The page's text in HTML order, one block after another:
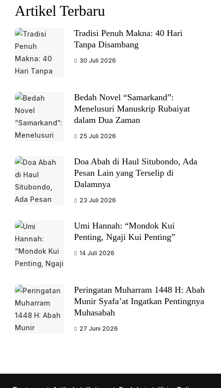
Artikel Terbaru
Tradisi Penuh Makna: 40 Hari
Tanpa Disambang
30 Juli 2026
Bedah Novel “Samarkand”:
Menelusuri Manuskrip Rubaiyat
dalam Dua Zaman
25 Juli 2026
Doa Abah di Haul Situbondo, Ada
Pesan Lain yang Terselip di
Dalamnya
23 Juli 2026
Umi Hannah: “Mondok Kui
Penting, Ngaji Kui Penting”
14 Juli 2026
Peringatan Muharram 1448 H: Abah
Munir Syafa’at Ingatkan Pentingnya
Muhasabah
27 Juni 2026